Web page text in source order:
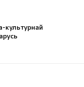
культурнай